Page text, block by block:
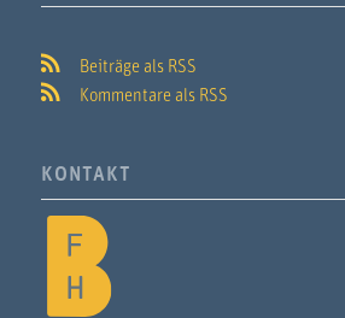
Beiträge als RSS
Kommentare als RSS
KONTAKT